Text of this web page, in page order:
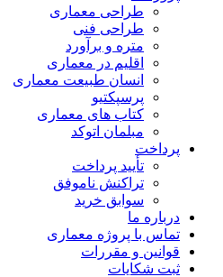
طراحی معماری
طراحی فنی
متره و برآورد
اقلیم در معماری
انسان طبیعت معماری
پرسپکتیو
کتاب های معماری
مبلمان اتوکد
پرداخت
تأیید پرداخت
تراکنش ناموفق
سوابق خرید
درباره ما
تماس با پروژه معماری
قوانین و مقررات
ثبت شکایات